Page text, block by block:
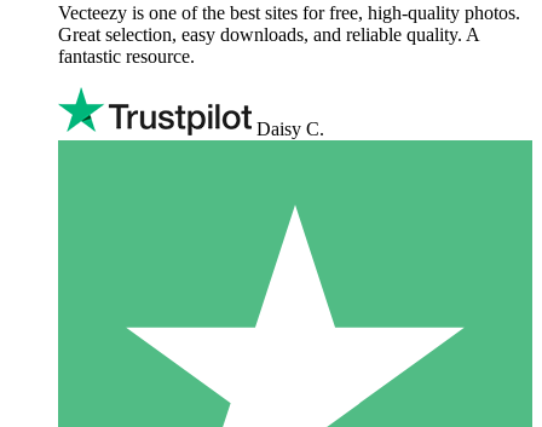
Vecteezy is one of the best sites for free, high‑quality photos.
Great selection, easy downloads, and reliable quality. A
fantastic resource.
Daisy C.